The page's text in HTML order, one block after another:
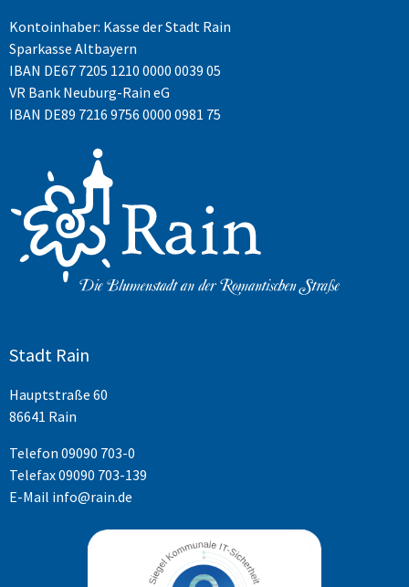
Kontoinhaber: Kasse der Stadt Rain
Sparkasse Altbayern
IBAN DE67 7205 1210 0000 0039 05
VR Bank Neuburg-Rain eG
IBAN DE89 7216 9756 0000 0981 75
Stadt Rain
Hauptstraße 60
86641 Rain
Telefon 09090 703-0
Telefax 09090 703-139
E-Mail info@rain.de